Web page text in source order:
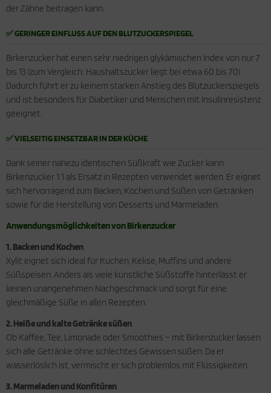
der Zähne beitragen kann.
✅ GERINGER EINFLUSS AUF DEN BLUTZUCKERSPIEGEL
Birkenzucker hat einen sehr niedrigen glykämischen Index von nur 7
bis 13 (zum Vergleich: Haushaltszucker liegt bei etwa 60 bis 70).
Dadurch führt er zu keinem starken Anstieg des Blutzuckerspiegels
und ist besonders für Diabetiker und Menschen mit Insulinresistenz
geeignet.
✅ VIELSEITIG EINSETZBAR IN DER KÜCHE
Dank seiner nahezu identischen Süßkraft wie Zucker kann
Birkenzucker 1:1 als Ersatz in Rezepten verwendet werden. Er eignet
sich hervorragend zum Backen, Kochen und Süßen von Getränken
sowie für die Herstellung von Desserts und Marmeladen.
Anwendungsmöglichkeiten von Birkenzucker
1. Backen und Kochen
Xylit eignet sich ideal für Kuchen, Kekse, Muffins und andere
Süßspeisen. Anders als viele künstliche Süßstoffe hinterlässt er
keinen unangenehmen Nachgeschmack und sorgt für eine
gleichmäßige Süße in allen Rezepten.
2. Heiße und kalte Getränke süßen
Ob Kaffee, Tee, Limonade oder Smoothies – mit Birkenzucker lassen
sich alle Getränke ohne schlechtes Gewissen süßen. Da er
wasserlöslich ist, vermischt er sich problemlos mit Flüssigkeiten.
3. Marmeladen und Konfitüren